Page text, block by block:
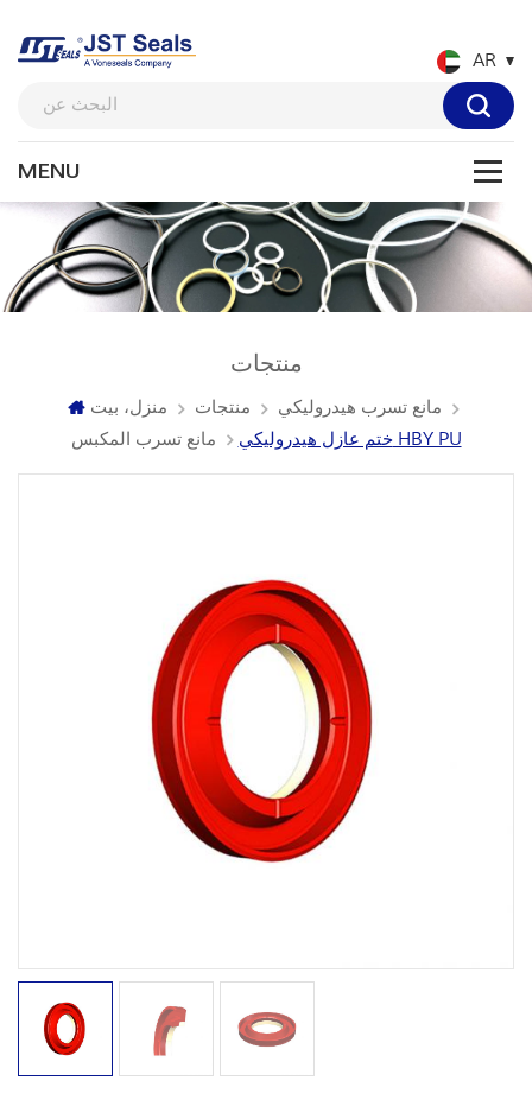
AR
منتجات
منزل، بيت منتجات
مانع تسرب هيدروليكي
مانع تسرب المكبس
ختم عازل هيدروليكي HBY PU